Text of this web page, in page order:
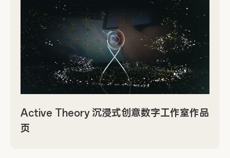
Active Theory 沉浸式创意数字工作室作品
页